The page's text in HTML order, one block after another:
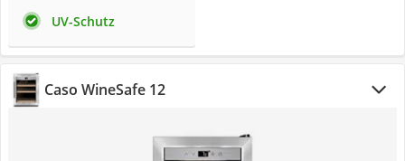
UV-Schutz
Caso WineSafe 12